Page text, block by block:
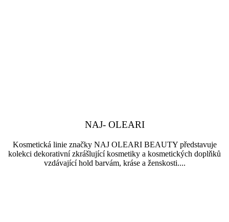
NAJ- OLEARI
Kosmetická linie značky NAJ OLEARI BEAUTY představuje
kolekci dekorativní zkrášlující kosmetiky a kosmetických doplňků
vzdávající hold barvám, kráse a ženskosti....